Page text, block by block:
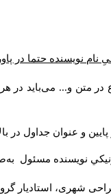
نام نویسنده حتما در
در متن و... می‌باید
و عنوان جداول در
نويسنده مسئول
شهری، استادیار